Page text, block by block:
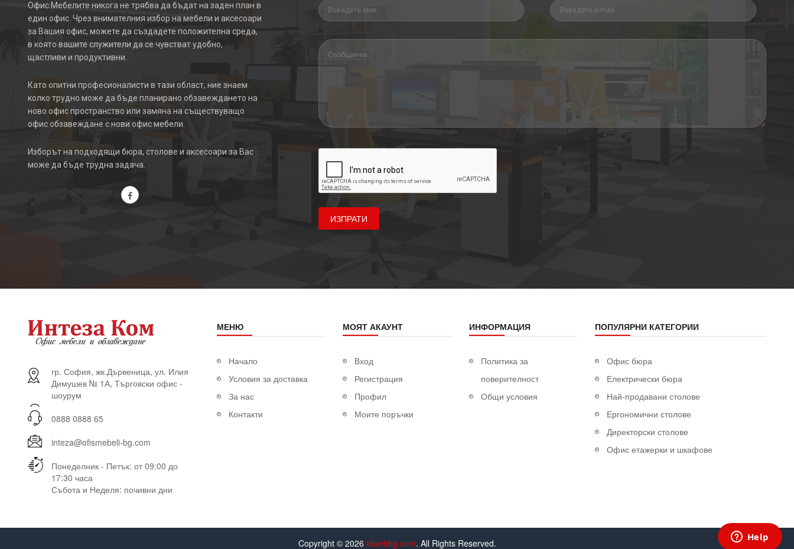
Офис Мебелите никога не трябва да бъдат на заден план в
един офис. Чрез внимателния избор на мебели и аксесоари
за Вашия офис, можете да създадете положителна среда,
в която вашите служители да се чувстват удобно,
щастливи и продуктивни.
Като опитни професионалисти в тази област, ние знаем
колко трудно може да бъде планирано обзавеждането на
ново офис пространство или замяна на съществуващо
офис обзавеждане с нови офис мебели.
Изборът на подходящи бюра, столове и аксесоари за Вас
може да бъде трудна задача.
ИЗПРАТИ
гр. София, жк.Дървеница, ул. Илия
Димушев № 1А, Търговски офис -
шоурум
0888 0888 65
inteza@ofismebeli-bg.com
Понеделник - Петък: от 09:00 до
17:30 часа
Събота и Неделя: почивни дни
МЕНЮ
Начало
Условия за доставка
За нас
Контакти
МОЯТ АКАУНТ
Вход
Регистрация
Профил
Моите поръчки
ИНФОРМАЦИЯ
Политика за
поверителност
Общи условия
ПОПУЛЯРНИ КАТЕГОРИИ
Офис бюра
Електрически бюра
Най-продавани столове
Ергономични столове
Директорски столове
Офис етажерки и шкафове
Copyright © 2026 idwebbg.com. All Rights Reserved.